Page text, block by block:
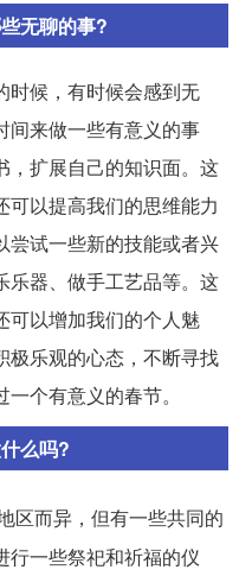
无聊的事?
时候，有时候会感到无
间来做一些有意义的事
，扩展自己的知识面。这
以提高我们的思维能力
尝试一些新的技能或者兴
乐器、做手工艺品等。这
可以增加我们的个人魅
极乐观的心态，不断寻找
个有意义的春节。
么吗?
区而异，但有一些共同的
行一些祭祀和祈福的仪